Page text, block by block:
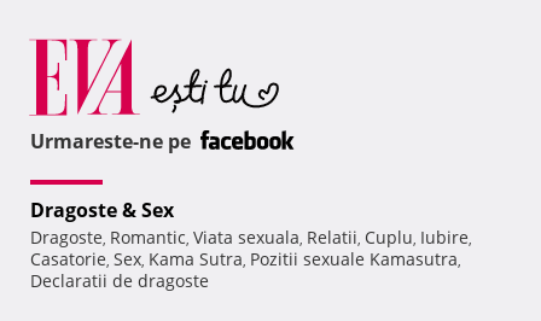
Urmareste-ne pe
Dragoste & Sex
Dragoste, Romantic, Viata sexuala, Relatii, Cuplu, Iubire,
Casatorie, Sex, Kama Sutra, Pozitii sexuale Kamasutra,
Declaratii de dragoste